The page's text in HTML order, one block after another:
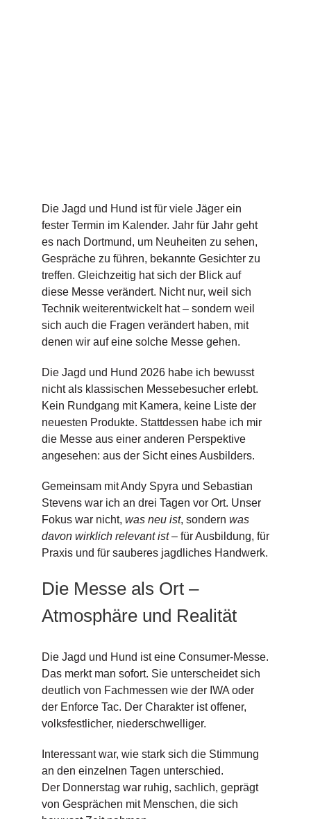
Die Jagd und Hund ist für viele Jäger ein
fester Termin im Kalender. Jahr für Jahr geht
es nach Dortmund, um Neuheiten zu sehen,
Gespräche zu führen, bekannte Gesichter zu
treffen. Gleichzeitig hat sich der Blick auf
diese Messe verändert. Nicht nur, weil sich
Technik weiterentwickelt hat – sondern weil
sich auch die Fragen verändert haben, mit
denen wir auf eine solche Messe gehen.
Die Jagd und Hund 2026 habe ich bewusst
nicht als klassischen Messebesucher erlebt.
Kein Rundgang mit Kamera, keine Liste der
neuesten Produkte. Stattdessen habe ich mir
die Messe aus einer anderen Perspektive
angesehen: aus der Sicht eines Ausbilders.
Gemeinsam mit Andy Spyra und Sebastian
Stevens war ich an drei Tagen vor Ort. Unser
Fokus war nicht, was neu ist, sondern was
davon wirklich relevant ist– für Ausbildung, für
Praxis und für sauberes jagdliches Handwerk.
Die Messe als Ort –
Atmosphäre und Realität
Die Jagd und Hund ist eine Consumer-Messe.
Das merkt man sofort. Sie unterscheidet sich
deutlich von Fachmessen wie der IWA oder
der Enforce Tac. Der Charakter ist offener,
volksfestlicher, niederschwelliger.
Interessant war, wie stark sich die Stimmung
an den einzelnen Tagen unterschied.
Der Donnerstag war ruhig, sachlich, geprägt
von Gesprächen mit Menschen, die sich